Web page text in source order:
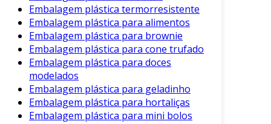
Em resumo, o plástico bolha é um aliado
indispensável em muitas operações de
embalagem. Sua combinação de eficiência,
leveza e proteção garante que produtos
frágeis cheguem ao consumidor final em
perfeitas condições. Além disso, a versatilidade
do material permite seu uso em diferentes
setores.
Embalagem plástica termorresistente
Embalagem plástica para alimentos
Embalagem plástica para brownie
Embalagem plástica para cone trufado
Embalagem plástica para doces
modelados
Embalagem plástica para geladinho
Embalagem plástica para hortaliças
Embalagem plástica para mini bolos